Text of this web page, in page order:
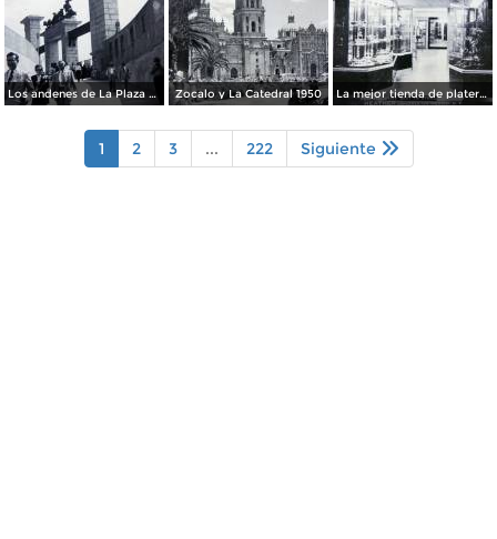
Los andenes de La Plaza de toros Ciudad de México 1950 Zocalo y La Catedral 1950 La mejor tienda de plateria.
1 2 3 ... 222 Siguiente